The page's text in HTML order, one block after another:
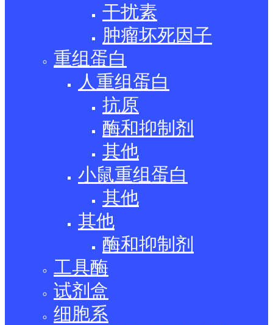
干扰素
肿瘤坏死因子
重组蛋白
人重组蛋白
抗原
酶和抑制剂
其他
小鼠重组蛋白
其他
其他
酶和抑制剂
工具酶
试剂盒
细胞系